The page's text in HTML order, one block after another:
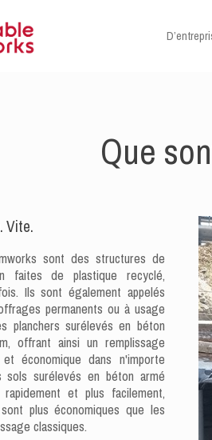
Que
Vite.
sont des structures de
faites de plastique recyclé,
Ils sont également appelés
permanents ou à usage
planchers surélevés en béton
offrant ainsi un remplissage
économique dans n'importe
surélevés en béton armé
et plus facilement,
plus économiques que les
classiques.